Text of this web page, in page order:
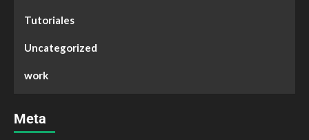
Tutoriales
Uncategorized
work
Meta